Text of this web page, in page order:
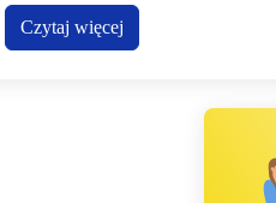
Czytaj więcej